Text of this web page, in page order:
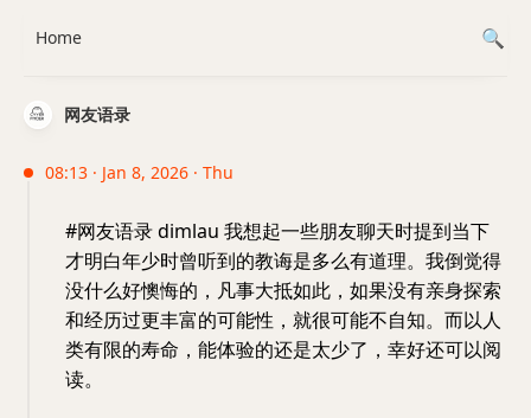
网友语录
08:13 · Jan 8, 2026 · Thu
#网友语录 dimlau 我想起一些朋友聊天时提到当下
才明白年少时曾听到的教诲是多么有道理。我倒觉得
没什么好懊悔的，凡事大抵如此，如果没有亲身探索
和经历过更丰富的可能性，就很可能不自知。而以人
类有限的寿命，能体验的还是太少了，幸好还可以阅
读。
Home